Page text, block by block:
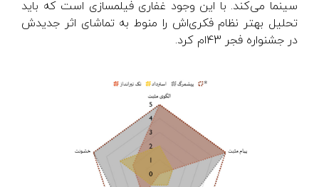
سینما می‌کند. با این وجود غفاری فیلمسازی است که باید
تحلیل بهتر نظام فکری‌اش را منوط به تماشای اثر جدیدش
در جشنواره فجر 43ام کرد.